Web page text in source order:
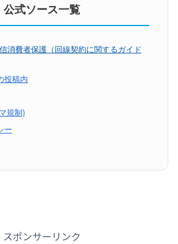
式ソース一覧
消費者保護（回線契約に関するガイド
投稿内
規制)
ー
スポンサーリンク